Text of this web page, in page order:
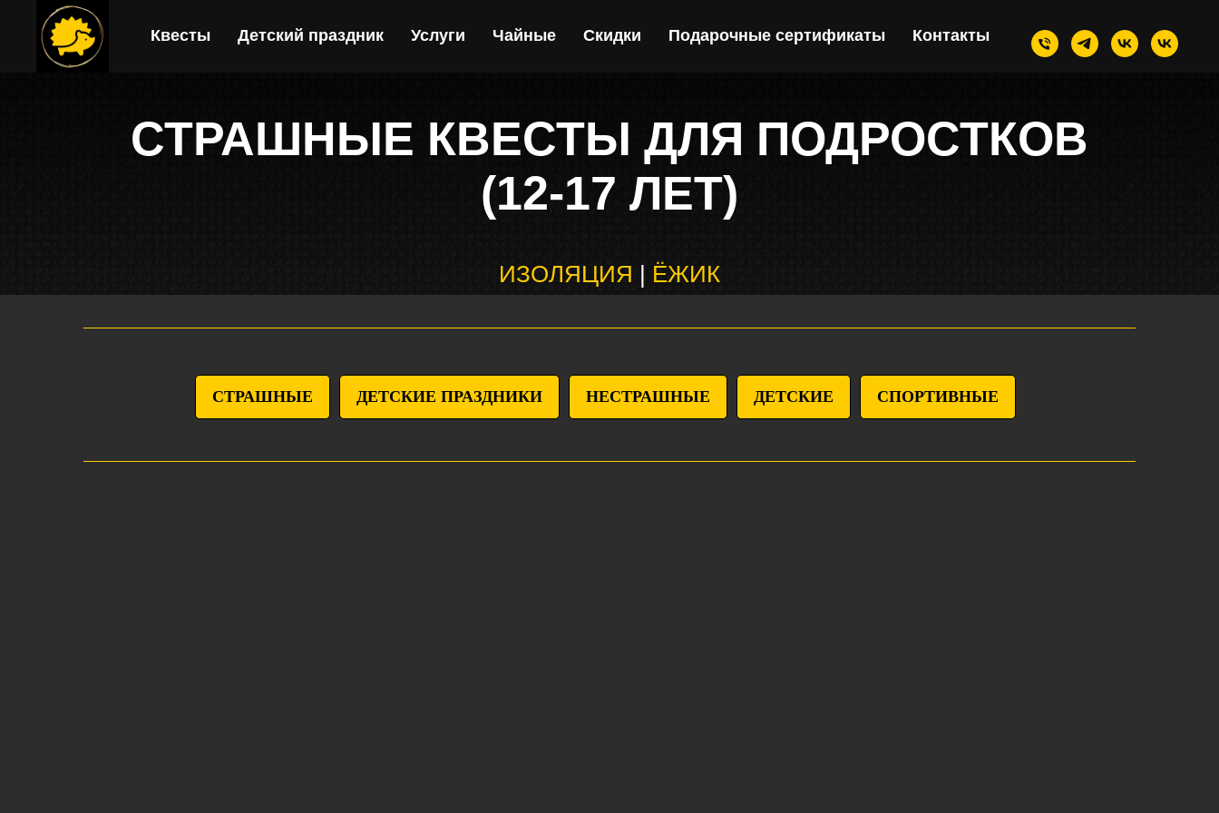
Квесты Детский праздник Услуги Чайные Скидки Подарочные сертификаты Контакты
СТРАШНЫЕ КВЕСТЫ ДЛЯ ПОДРОСТКОВ
(12-17 ЛЕТ)
ИЗОЛЯЦИЯ | ЁЖИК
СТРАШНЫЕ ДЕТСКИЕ ПРАЗДНИКИ НЕСТРАШНЫЕ ДЕТСКИЕ СПОРТИВНЫЕ